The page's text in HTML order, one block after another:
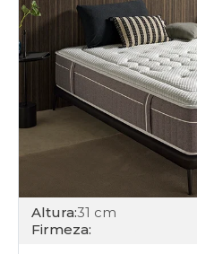
Altura:31 cm
Firmeza: